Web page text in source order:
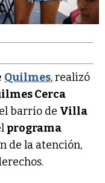
Quilmes, realizó
Cerca
barrio de Villa
programa
de la atención,